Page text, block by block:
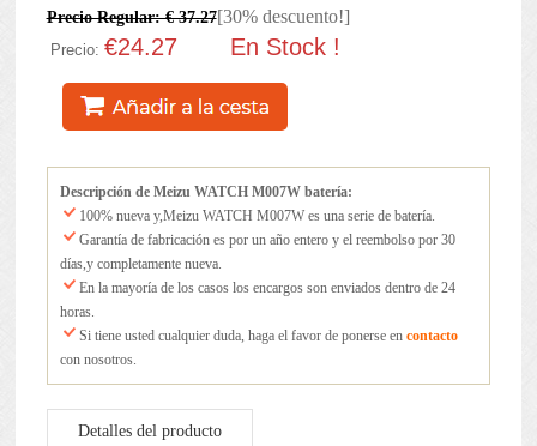
Precio Regular: € 37.27[30% descuento!]
Precio:€24.27 En Stock !
Descripción de Meizu WATCH M007W batería:
100% nueva y,Meizu WATCH M007W es una serie de batería.
Garantía de fabricación es por un año entero y el reembolso por 30
días,y completamente nueva.
En la mayoría de los casos los encargos son enviados dentro de 24
horas.
Si tiene usted cualquier duda, haga el favor de ponerse en contacto
con nosotros.
Detalles del producto